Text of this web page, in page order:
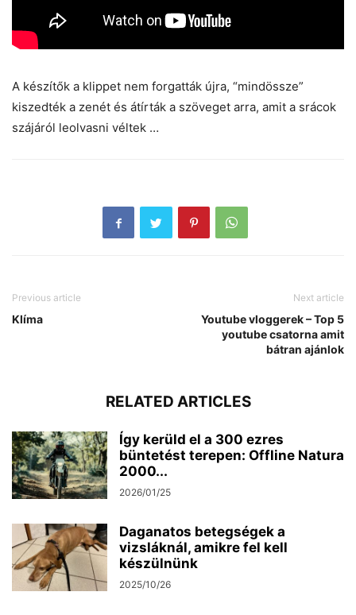
A készítők a klippet nem forgatták újra, “mindössze”
kiszedték a zenét és átírták a szöveget arra, amit a srácok
szájáról leolvasni véltek …
Previous article
Klíma
Next article
Youtube vloggerek – Top 5
youtube csatorna amit
bátran ajánlok
RELATED ARTICLES
Így kerüld el a 300 ezres
büntetést terepen: Offline Natura
2000...
2026/01/25
Daganatos betegségek a
vizsláknál, amikre fel kell
készülnünk
2025/10/26